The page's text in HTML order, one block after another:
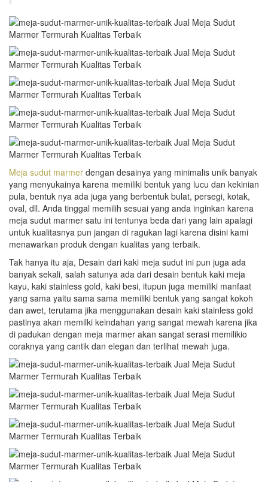
Meja sudut marmer dengan desainya yang minimalis unik banyak
yang menyukainya karena memiliki bentuk yang lucu dan kekinian
pula, bentuk nya ada juga yang berbentuk bulat, persegi, kotak,
oval, dll. Anda tinggal memilih sesuai yang anda inginkan karena
meja sudut marmer satu ini tentunya beda dari yang lain apalagi
untuk kualitasnya pun jangan di ragukan lagi karena disini kami
menawarkan produk dengan kualitas yang terbaik.
Tak hanya itu aja, Desain dari kaki meja sudut ini pun juga ada
banyak sekali, salah satunya ada dari desain bentuk kaki meja
kayu, kaki stainless gold, kaki besi, itupun juga memiliki manfaat
yang sama yaitu sama sama memiliki bentuk yang sangat kokoh
dan awet, terutama jika menggunakan desain kaki stainless gold
pastinya akan memilki keindahan yang sangat mewah karena jika
di padukan dengan meja marmer akan sangat serasi memilikio
coraknya yang cantik dan elegan dan terlihat mewah juga.